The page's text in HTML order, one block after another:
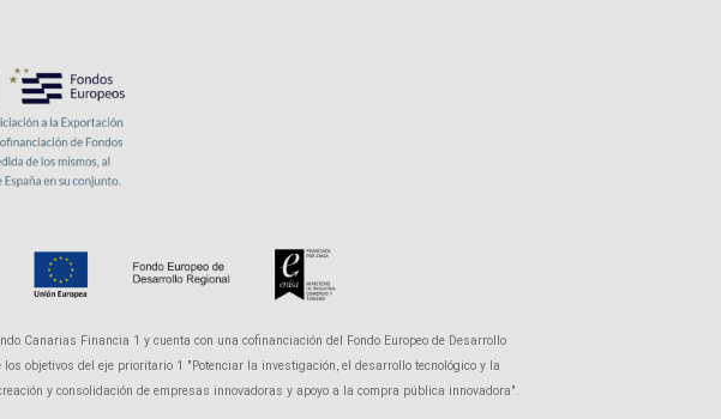
Canarias Financia 1 y cuenta con una cofinanciación del Fondo Europeo de Desarrollo
objetivos del eje prioritario 1 "Potenciar la investigación, el desarrollo tecnológico y la
y consolidación de empresas innovadoras y apoyo a la compra pública innovadora".